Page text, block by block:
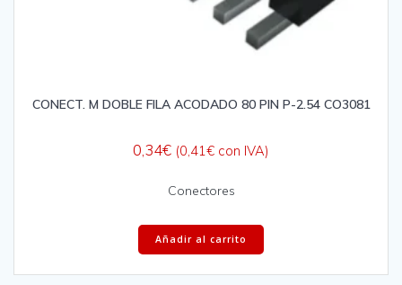
CONECT. M DOBLE FILA ACODADO 80 PIN P-2.54 CO3081
0,34€ (0,41€ con IVA)
Conectores
Añadir al carrito